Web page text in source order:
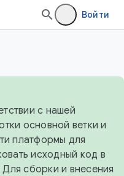
Войти
с нашей
основной ветки и
платформы для
исходный код в
сборки и внесения